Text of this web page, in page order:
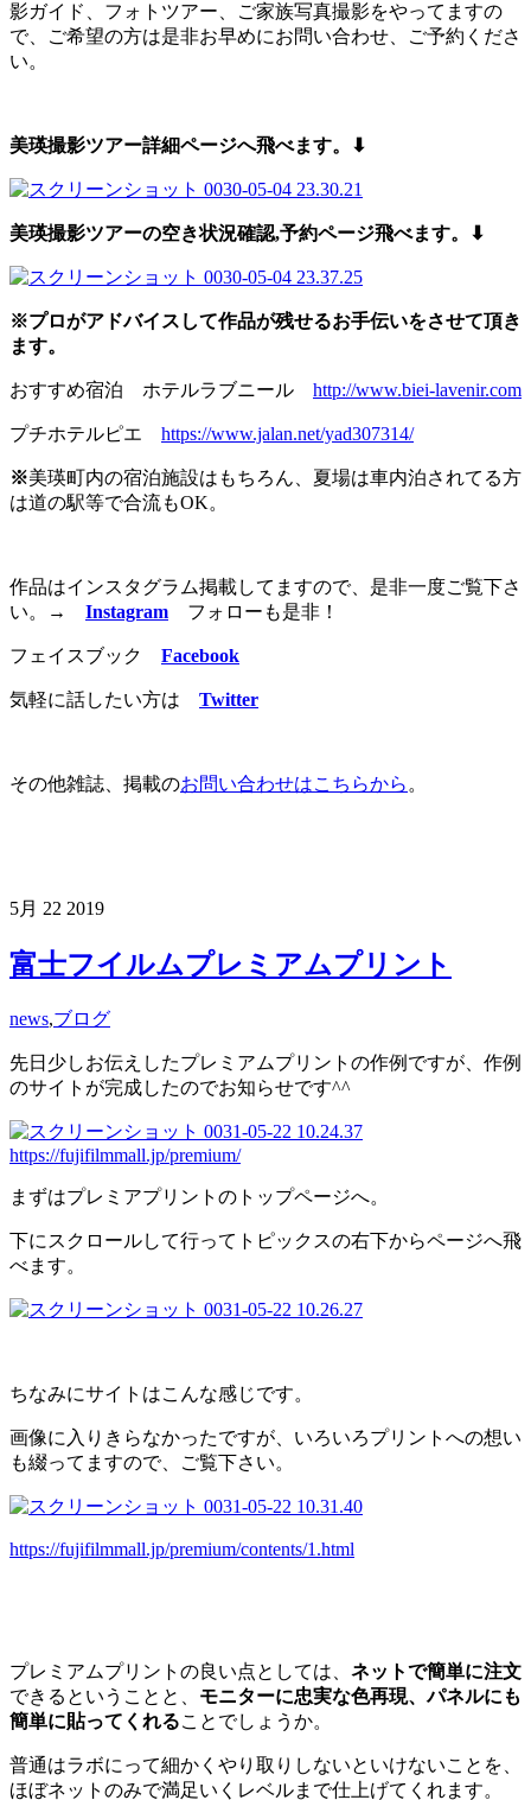
影ガイド、フォトツアー、ご家族写真撮影をやってますの
で、ご希望の方は是非お早めにお問い合わせ、ご予約くださ
い。
美瑛撮影ツアー詳細ページへ飛べます。⬇︎
美瑛撮影ツアーの空き状況確認,予約ページ飛べます。⬇︎
※プロがアドバイスして作品が残せるお手伝いをさせて頂き
ます。
おすすめ宿泊 ホテルラブニール http://www.biei-lavenir.com
プチホテルピエ https://www.jalan.net/yad307314/
※美瑛町内の宿泊施設はもちろん、夏場は車内泊されてる方
は道の駅等で合流もOK。
作品はインスタグラム掲載してますので、是非一度ご覧下さ
い。
→ Instagram フォローも是非！
フェイスブック Facebook
気軽に話したい方は Twitter
その他雑誌、掲載のお問い合わせはこちらから。
5月 22 2019
富士フイルムプレミアムプリント
news,ブログ
先日少しお伝えしたプレミアムプリントの作例ですが、作例
のサイトが完成したのでお知らせです^^
https://fujifilmmall.jp/premium/
まずはプレミアプリントのトップページへ。
下にスクロールして行ってトピックスの右下からページへ飛
べます。
ちなみにサイトはこんな感じです。
画像に入りきらなかったですが、いろいろプリントへの想い
も綴ってますので、ご覧下さい。
https://fujifilmmall.jp/premium/contents/1.html
プレミアムプリントの良い点としては、 ネットで簡単に注文
できるということと、 モニターに忠実な色再現、パネルにも
簡単に貼ってくれることでしょうか。
普通はラボにって細かくやり取りしないといけないことを、
ほぼネットのみで満足いくレベルまで仕上げてくれます。